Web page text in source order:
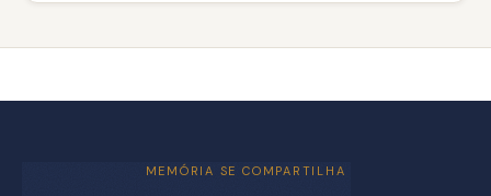
MEMÓRIA SE COMPARTILHA